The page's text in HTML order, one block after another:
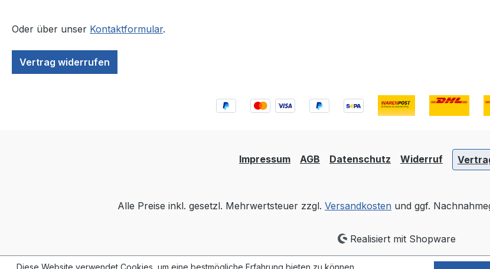
brillantes Aussehen und
vereint. Einfach in der
Anwendung, ermöglicht
Verursacht schwere
Benommenheit
Oder über unser Kontaktformular.
Vertrag widerrufen
Impressum AGB Datenschutz Widerruf
Alle Preise inkl. gesetzl. Mehrwertsteuer zzgl. Versandkosten und ggf.
Realisiert mit Shopware
Diese Website verwendet Cookies, um eine bestmögliche Erfahrung bieten zu können.